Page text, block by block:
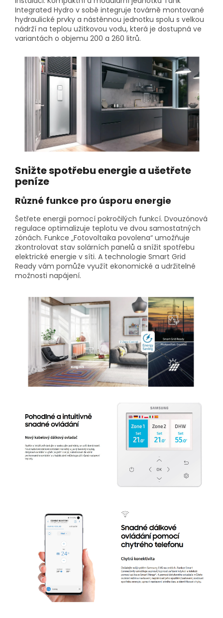
Integrated Hydro v sobě integruje továrně montované
hydraulické prvky a nástěnnou jednotku spolu s velkou
nádrží na teplou užitkovou vodu, která je dostupná ve
variantách o objemu 200 a 260 litrů.
Snižte spotřebu energie a ušetřete
peníze
Různé funkce pro úsporu energie
Šetřete energii pomocí pokročilých funkcí. Dvouzónová
regulace optimalizuje teplotu ve dvou samostatných
zónách. Funkce „Fotovoltaika povolena“ umožňuje
zkontrolovat stav solárních panelů a snížit spotřebu
elektrické energie v síti. A technologie Smart Grid
Ready vám pomůže využít ekonomické a udržitelné
možnosti napájení.